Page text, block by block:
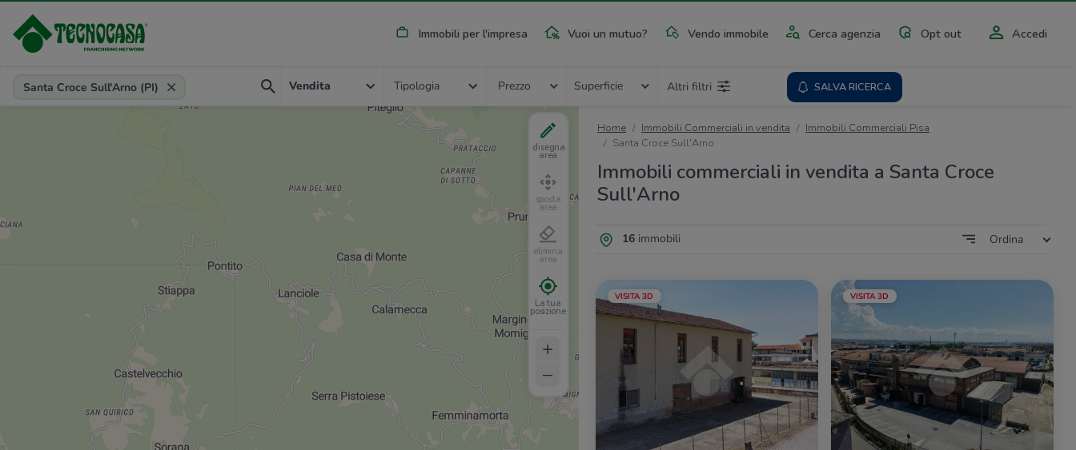
Immobili per l'impresa Vuoi un mutuo? Vendo immobile Cerca agenzia Opt out Accedi
Provincia, comune, zona, riferimento
Santa Croce Sull'Arno (PI) Vendita Tipologia Prezzo Superficie Altri filtri SALVA RICERCA
Home Immobili Commerciali in vendita
Immobili Commerciali Pisa
Santa Croce Sull'Arno
Immobili commerciali in vendita a Santa Croce
Sull'Arno
16immobili Ordina
VISITA 3D VISITA 3D
disegna
area
sposta
area
elimina
area
La tua
posizione
+
–